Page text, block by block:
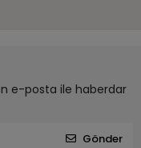
e-posta ile haberdar
Gönder